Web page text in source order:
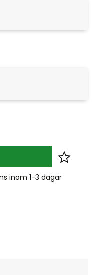
Lägg
inom 1-3 dagar